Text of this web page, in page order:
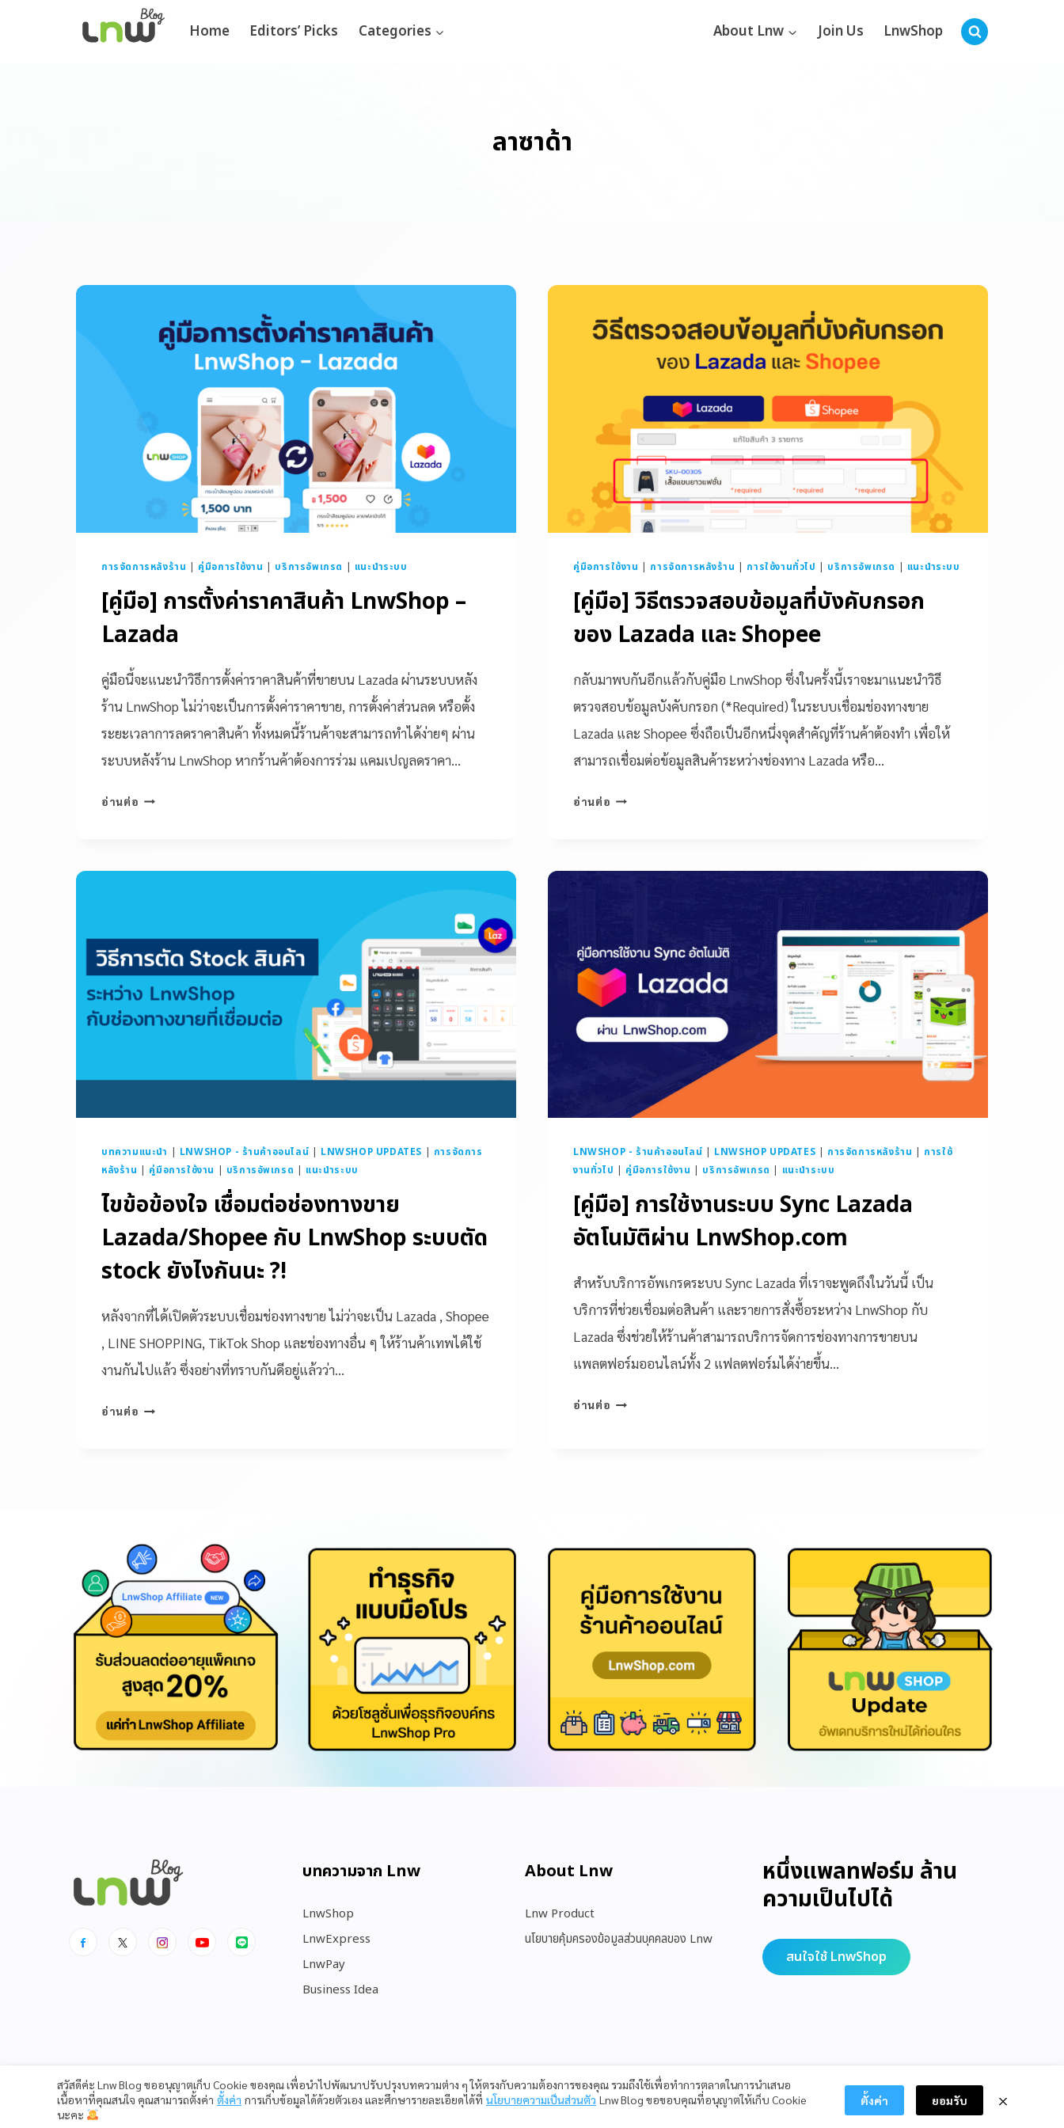
Home Editors’ Picks Categories About Lnw Join Us LnwShop
ลาซาด้า
การจัดการหลังร้าน | คู่มือการใช้งาน | บริการอัพเกรด | แนะนำระบบ
[คู่มือ] การตั้งค่าราคาสินค้า LnwShop –
Lazada
คู่มือนี้จะแนะนำวิธีการตั้งค่าราคาสินค้าที่ขายบน Lazada ผ่านระบบหลัง
ร้าน LnwShop ไม่ว่าจะเป็นการตั้งค่าราคาขาย, การตั้งค่าส่วนลด หรือตั้ง
ระยะเวลาการลดราคาสินค้า ทั้งหมดนี้ร้านค้าจะสามารถทำได้ง่ายๆ ผ่าน
ระบบหลังร้าน LnwShop หากร้านค้าต้องการร่วม แคมเปญลดราคา…
อ่านต่อ
คู่มือการใช้งาน | การจัดการหลังร้าน | การใช้งานทั่วไป | บริการอัพเกรด | แนะนำระบบ
[คู่มือ] วิธีตรวจสอบข้อมูลที่บังคับกรอก
ของ Lazada และ Shopee
กลับมาพบกันอีกแล้วกับคู่มือ LnwShop ซึ่งในครั้งนี้เราจะมาแนะนำวิธี
ตรวจสอบข้อมูลบังคับกรอก (*Required) ในระบบเชื่อมช่องทางขาย
Lazada และ Shopee ซึ่งถือเป็นอีกหนึ่งจุดสำคัญที่ร้านค้าต้องทำ เพื่อให้
สามารถเชื่อมต่อข้อมูลสินค้าระหว่างช่องทาง Lazada หรือ…
อ่านต่อ
บทความแนะนำ LNWSHOP - ร้านค้าออนไลน์ LNWSHOP UPDATES
การจัดการ
หลังร้าน
คู่มือการใช้งาน บริการอัพเกรด แนะนำระบบ
ไขข้อข้องใจ เชื่อมต่อช่องทางขาย
Lazada/Shopee กับ LnwShop ระบบตัด
stock ยังไงกันนะ ?!
หลังจากที่ได้เปิดตัวระบบเชื่อมช่องทางขาย ไม่ว่าจะเป็น Lazada , Shopee
, LINE SHOPPING, TikTok Shop และช่องทางอื่น ๆ ให้ร้านค้าเทพได้ใช้
งานกันไปแล้ว ซึ่งอย่างที่ทราบกันดีอยู่แล้วว่า…
อ่านต่อ
LNWSHOP - ร้านค้าออนไลน์ LNWSHOP UPDATES การจัดการหลังร้าน
การใช้
งานทั่วไป
คู่มือการใช้งาน บริการอัพเกรด แนะนำระบบ
[คู่มือ] การใช้งานระบบ Sync Lazada
อัตโนมัติผ่าน LnwShop.com
สำหรับบริการอัพเกรดระบบ Sync Lazada ที่เราจะพูดถึงในวันนี้ เป็น
บริการที่ช่วยเชื่อมต่อสินค้า และรายการสั่งซื้อระหว่าง LnwShop กับ
Lazada ซึ่งช่วยให้ร้านค้าสามารถบริการจัดการช่องทางการขายบน
แพลตฟอร์มออนไลน์ทั้ง 2 แฟลตฟอร์มได้ง่ายขึ้น…
อ่านต่อ
บทความจาก Lnw
LnwShop
LnwExpress
LnwPay
Business Idea
About Lnw​
Lnw Product
นโยบายคุ้มครองข้อมูลส่วนบุคคลของ Lnw
หนึ่งแพลทฟอร์ม ล้าน
ความเป็นไปได้
สนใจใช้ LnwShop
Copyright © 2023 LnwShop Company Limited
สวัสดีค่ะ Lnw Blog ขออนุญาตเก็บ Cookie ของคุณ เพื่อนำไปพัฒนาปรับปรุงบทความต่าง ๆ ให้ตรงกับความต้องการของคุณ รวมถึงใช้เพื่อทำการตลาดในการนำเสนอ
เนื้อหาที่คุณสนใจ คุณสามารถตั้งค่า ตั้งค่า การเก็บข้อมูลได้ด้วยตัวเอง และศึกษารายละเอียดได้ที่ นโยบายความเป็นส่วนตัว Lnw Blog ขอขอบคุณที่อนุญาตให้เก็บ Cookie
นะคะ
ตั้งค่า ยอมรับ